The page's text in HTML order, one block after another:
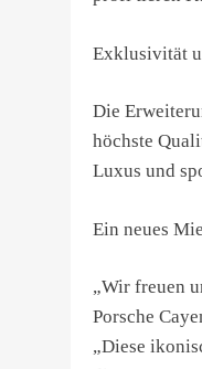
Exklusivität
Die
höchste
Luxus und
Ein neues
„Wir freuen
Porsche
„Diese